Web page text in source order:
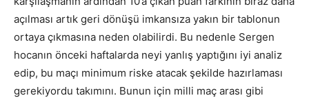
açılması artık geri dönüşü imkansıza yakın bir tablonun
ortaya çıkmasına neden olabilirdi. Bu nedenle Sergen
hocanın önceki haftalarda neyi yanlış yaptığını iyi analiz
edip, bu maçı minimum riske atacak şekilde hazırlaması
gerekiyordu takımını. Bunun için milli maç arası gibi